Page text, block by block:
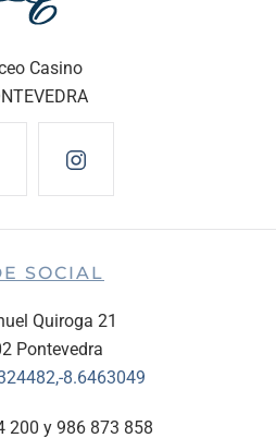
Casino
SOCIAL
Quiroga 21
Pontevedra
8.6463049
200 y 986 873 858